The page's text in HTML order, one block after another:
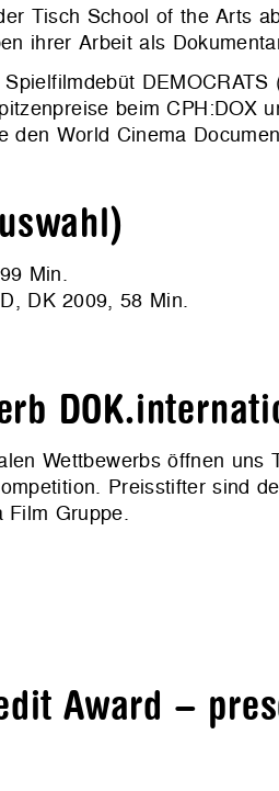
Tisch School of the Arts
ihrer Arbeit als
beim CPH:DOX
den World Cinema
Min.
DK 2009, 58 Min.
Wettbewerbs öffnen
Preisstifter sind
Film Gruppe.
Award –